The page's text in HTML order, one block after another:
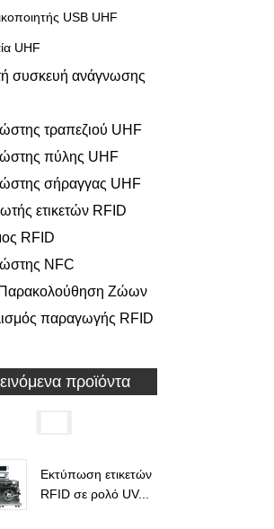
USB UHF
UHF
συσκευή ανάγνωσης
τραπεζιού UHF
πύλης UHF
σήραγγας UHF
ετικετών RFID
RFID
NFC
Ζώων
παραγωγής RFID
προϊόντα
Εκτύπωση ετικετών
RFID σε ρολό UV...